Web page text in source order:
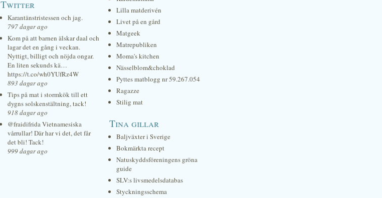
Twitter
Karantänstristessen och jag.
797 dagar ago
Kom på att barnen älskar daal och
lagar det en gång i veckan.
Nyttigt, billigt och nöjda ongar.
En liten sekunds kä…
https://t.co/wh0YUfRz4W
893 dagar ago
Tips på mat i stormkök till ett
dygns solskenstältning, tack!
918 dagar ago
@fraidifrida Vietnamesiska
vårrullar! Där har vi det, det får
det bli! Tack!
999 dagar ago
Lilla matderivén
Livet på en gård
Matgeek
Matrepubliken
Moma's kitchen
Nässelblom&choklad
Pyttes matblogg nr 59.267.054
Ragazze
Stilig mat
Tina gillar
Baljväxter i Sverige
Bokmärkta recept
Natuskyddsföreningens gröna
guide
SLV:s livsmedelsdatabas
Styckningsschema